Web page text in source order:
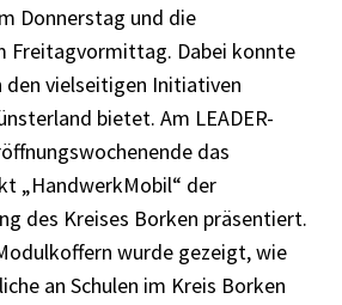
Donnerstag und die
Freitagvormittag. Dabei konnte
den vielseitigen Initiativen
bietet. Am LEADER-
das
„HandwerkMobil“ der
des Kreises Borken präsentiert.
wurde gezeigt, wie
an Schulen im Kreis Borken